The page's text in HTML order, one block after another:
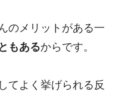
のメリットがある一
もあるからです。
てよく挙げられる反